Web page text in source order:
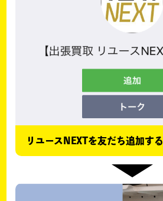
リユースNEXTを友だち追加する